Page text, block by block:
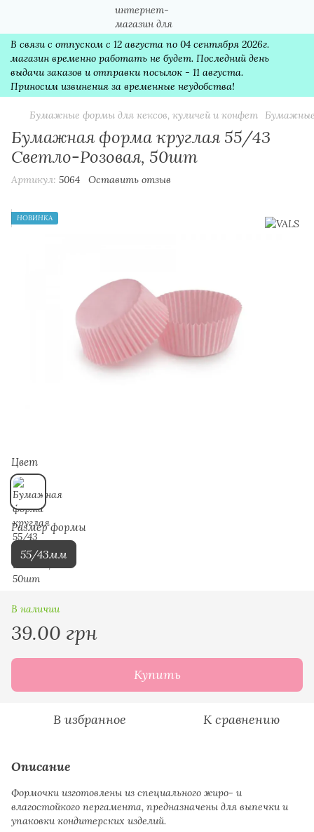
В связи с отпуском с 12 августа по 04 сентября 2026г.
магазин временно работать не будет. Последний день
выдачи заказов и отправки посылок - 11 августа.
Приносим извинения за временные неудобства!
Бумажные формы для кексов, куличей и конфет
Бумажная форма круглая 55/43
Светло-Розовая, 50шт
Артикул: 5064 Оставить отзыв
НОВИНКА
Цвет
Размер формы
55/43мм
В наличии
39.00 грн
Купить
В избранное К сравнению
Описание
Формочки изготовлены из специального жиро- и
влагостойкого пергамента, предназначены для выпечки и
упаковки кондитерских изделий.